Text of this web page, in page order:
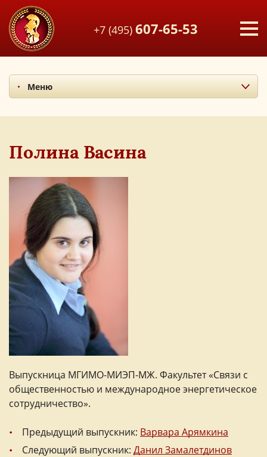
+7 (495) 607-65-53
Меню
Наши учителя
Наши выпускники
Фотоальбом
Мы в СМИ
Полина Васина
Выпускница МГИМО-МИЭП-МЖ. Факультет «Связи с
общественностью и международное энергетическое
сотрудничество».
Предыдущий выпускник: Варвара Арямкина
Следующий выпускник: Данил Замалетдинов